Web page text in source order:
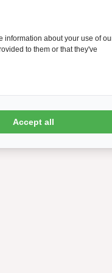
information about your use of
to them or that they've
Accept all